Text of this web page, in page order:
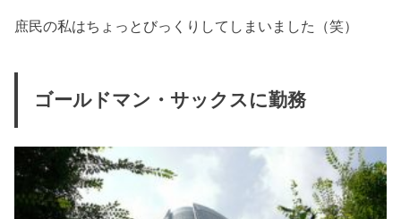
庶民の私はちょっとびっくりしてしまいました（笑）
ゴールドマン・サックスに勤務